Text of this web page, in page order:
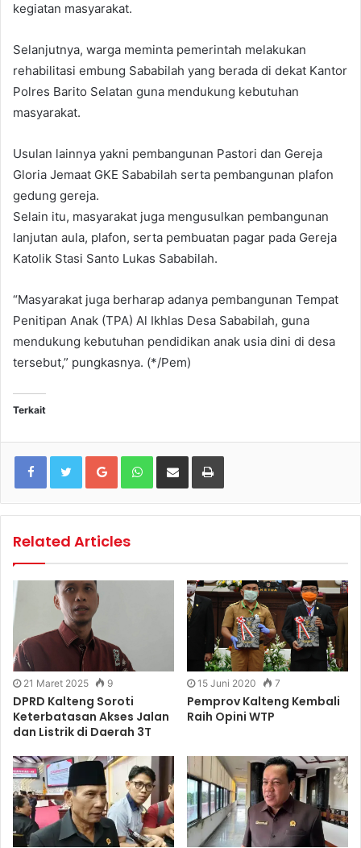
kegiatan masyarakat.
Selanjutnya, warga meminta pemerintah melakukan
rehabilitasi embung Sababilah yang berada di dekat Kantor
Polres Barito Selatan guna mendukung kebutuhan
masyarakat.
Usulan lainnya yakni pembangunan Pastori dan Gereja
Gloria Jemaat GKE Sababilah serta pembangunan plafon
gedung gereja.
Selain itu, masyarakat juga mengusulkan pembangunan
lanjutan aula, plafon, serta pembuatan pagar pada Gereja
Katolik Stasi Santo Lukas Sababilah.
“Masyarakat juga berharap adanya pembangunan Tempat
Penitipan Anak (TPA) Al Ikhlas Desa Sababilah, guna
mendukung kebutuhan pendidikan anak usia dini di desa
tersebut,” pungkasnya. (*/Pem)
Terkait
Google+WhatsApp
Share via Email Print
Related Articles
21 Maret 2025 9
DPRD Kalteng Soroti
Keterbatasan Akses Jalan
dan Listrik di Daerah 3T
15 Juni 2020 7
Pemprov Kalteng Kembali
Raih Opini WTP